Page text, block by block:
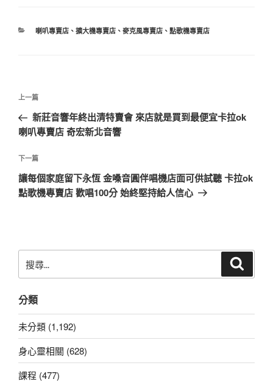
分
喇叭專賣店、 擴大機專賣店、 麥克風專賣店、 點歌機專賣店
文
導
覽
上
一
篇
章
上一篇
新莊音響年終出清特賣會 來店就是買到最便宜卡拉ok
喇叭專賣店 奇宏新北音響
下
一
篇
下一篇
讓每個家庭留下永恆 金嗓音圓伴唱機店面可供試聽 卡拉ok
點歌機專賣店 歡唱100分 始終堅持給人信心
尋
鍵
字:
分類
未分類 (1,192)
身心靈相關 (628)
課程 (477)